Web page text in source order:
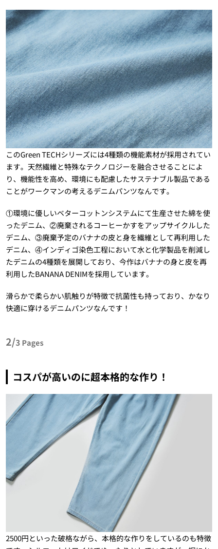
このGreen TECHシリーズには4種類の機能素材が採用されてい
ます。天然繊維と特殊なテクノロジーを融合させることによ
り、機能性を高め、環境にも配慮したサステナブル製品である
ことがワークマンの考えるデニムパンツなんです。
①環境に優しいベターコットンシステムにて生産させた綿を使
ったデニム、②廃棄されるコーヒーかすをアップサイクルした
デニム、③廃棄予定のバナナの皮と身を繊維として再利用した
デニム、④インディゴ染色工程において水と化学製品を削減し
たデニムの4種類を展開しており、今作はバナナの身と皮を再
利用したBANANA DENIMを採用しています。
滑らかで柔らかい肌触りが特徴で抗菌性も持っており、かなり
快適に穿けるデニムパンツなんです！
2/3 Pages
コスパが高いのに超本格的な作り！
2500円といった破格ながら、本格的な作りをしているのも特徴